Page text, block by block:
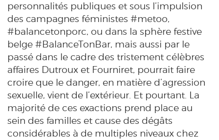
personnalités publiques et sous l’impulsion
des campagnes féministes #metoo,
#balancetonporc, ou dans la sphère festive
belge #BalanceTonBar, mais aussi par le
passé dans le cadre des tristement célèbres
affaires Dutroux et Fourniret, pourrait faire
croire que le danger, en matière d’agression
sexuelle, vient de l’extérieur. Et pourtant. La
majorité de ces exactions prend place au
sein des familles et cause des dégâts
considérables à de multiples niveaux chez